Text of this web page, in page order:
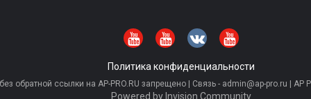
Политика конфиденциальности
обратной ссылки на AP-PRO.RU запрещено | Связь - admin@ap-pro.ru | AP
Powered by Invision Community